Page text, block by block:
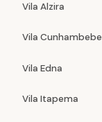
Vila Alzira
Vila Cunhambebe
Vila Edna
Vila Itapema